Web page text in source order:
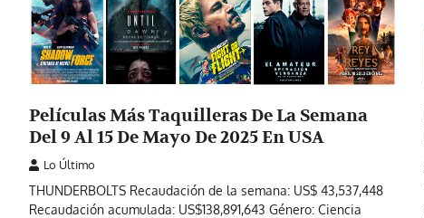
Películas Más Taquilleras De La Semana
Del 9 Al 15 De Mayo De 2025 En USA
Lo Último
THUNDERBOLTS Recaudación de la semana: US$ 43,537,448
Recaudación acumulada: US$138,891,643 Género: Ciencia